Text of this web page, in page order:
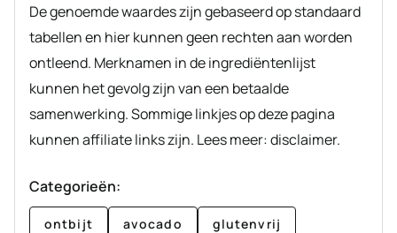
De genoemde waardes zijn gebaseerd op standaard
tabellen en hier kunnen geen rechten aan worden
ontleend. Merknamen in de ingrediëntenlijst
kunnen het gevolg zijn van een betaalde
samenwerking. Sommige linkjes op deze pagina
kunnen affiliate links zijn. Lees meer: disclaimer.
Categorieën:
ontbijt avocado glutenvrij